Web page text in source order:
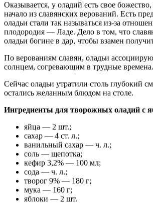
Оказывается, у оладий есть свое божество,
начало из славянских верований. Есть
оладьи стали так называться из-за
плодородия — Ладе. Дело в том, что
оладьи богине в дар, чтобы взамен
По верованиям славян, оладьи
солнцем, согревающим в трудные времена.
Сейчас оладьи утратили столь глубокий
остались желанным блюдом на столе.
Ингредиенты для творожных оладий с
яйца — 2 шт.;
сахар — 4 ст. л.;
ванильный сахар — ч. л.;
соль — щепотка;
кефир 3,2% — 100 мл;
сода — ч. л.;
творог 9% — 180 г;
мука — 160 г;
яблоки — 2 шт.